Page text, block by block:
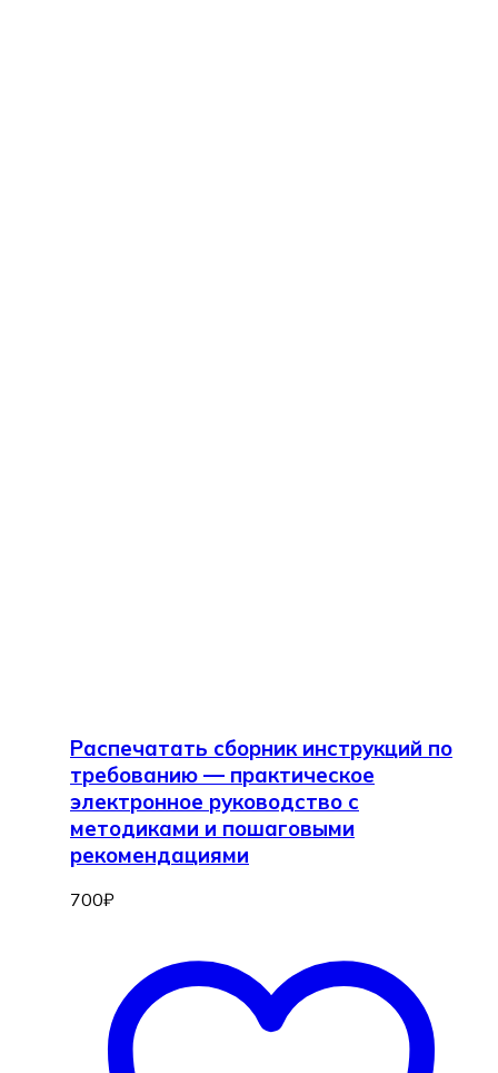
Распечатать сборник инструкций по
требованию — практическое
электронное руководство с
методиками и пошаговыми
рекомендациями
700₽